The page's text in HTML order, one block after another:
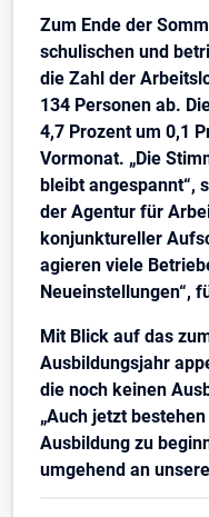
Zum Ende der
schulischen und
die Zahl der
134 Personen ab.
4,7 Prozent um 0,1
Vormonat. „Die
bleibt angespannt“,
der Agentur für
konjunktureller
agieren viele
Neueinstellungen“,
Mit Blick auf das
Ausbildungsjahr
die noch keinen
„Auch jetzt
Ausbildung zu
umgehend an